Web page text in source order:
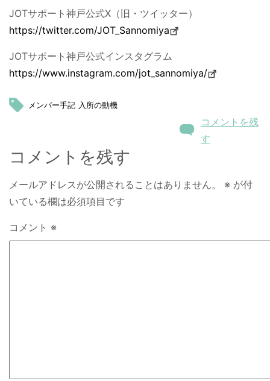
JOTサポート神戸公式X（旧・ツイッター）
https://twitter.com/JOT_Sannomiya
JOTサポート神戸公式インスタグラム
https://www.instagram.com/jot_sannomiya/
メンバー手記 入所の動機
コメントを残
す
コメントを残す
メールアドレスが公開されることはありません。 ※ が付
いている欄は必須項目です
コメント ※